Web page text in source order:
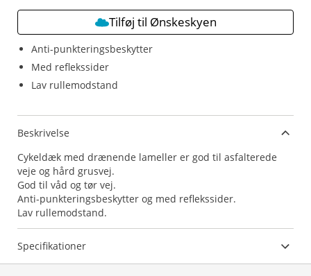
Anti-punkteringsbeskytter
Med reflekssider
Lav rullemodstand
Tilføj til Ønskeskyen
Beskrivelse
Cykeldæk med drænende lameller er god til asfalterede
veje og hård grusvej.
God til våd og tør vej.
Anti-punkteringsbeskytter og med reflekssider.
Lav rullemodstand.
Specifikationer